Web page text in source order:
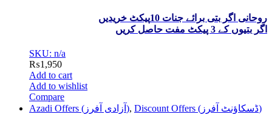
روحانی اگر بتی برائے جنات 10پیکٹ خریدیں
اگر بتیوں کے 3 پیکٹ مفت حاصل کریں
SKU: n/a
₨1,950
Add to cart
Add to wishlist
Compare
Azadi Offers (آزادی آفرز), Discount Offers (ڈسکاؤنٹ آفرز)